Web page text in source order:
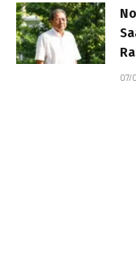
07/